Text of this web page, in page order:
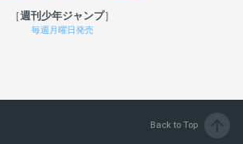
週刊少年ジャンプ
毎週月曜日発売
Back to Top